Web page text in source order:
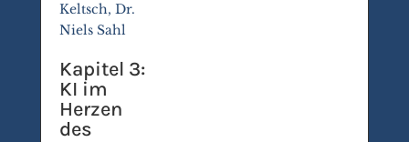
Keltsch, Dr.
Niels Sahl
Kapitel 3:
KI im
Herzen
des